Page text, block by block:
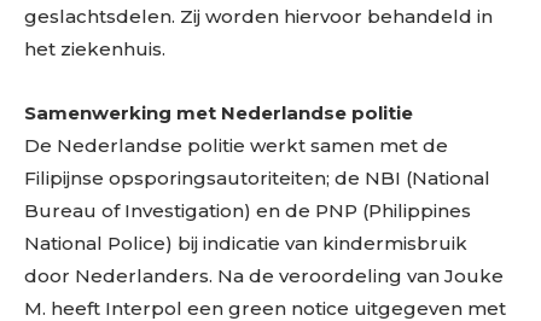
geslachtsdelen. Zij worden hiervoor behandeld in
het ziekenhuis.
Samenwerking met Nederlandse politie
De Nederlandse politie werkt samen met de
Filipijnse opsporingsautoriteiten; de NBI (National
Bureau of Investigation) en de PNP (Philippines
National Police) bij indicatie van kindermisbruik
door Nederlanders. Na de veroordeling van Jouke
M. heeft Interpol een green notice uitgegeven met